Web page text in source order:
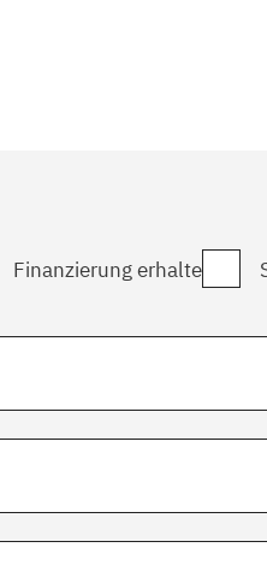
Finanzierung erhalten